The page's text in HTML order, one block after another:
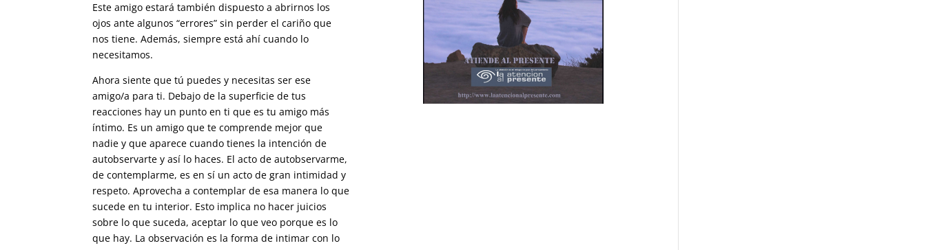
Este amigo estará también dispuesto a abrirnos los
ojos ante algunos “errores” sin perder el cariño que
nos tiene. Además, siempre está ahí cuando lo
necesitamos.
Ahora siente que tú puedes y necesitas ser ese
amigo/a para ti. Debajo de la superficie de tus
reacciones hay un punto en ti que es tu amigo más
íntimo. Es un amigo que te comprende mejor que
nadie y que aparece cuando tienes la intención de
autobservarte y así lo haces. El acto de autobservarme,
de contemplarme, es en sí un acto de gran intimidad y
respeto. Aprovecha a contemplar de esa manera lo que
sucede en tu interior. Esto implica no hacer juicios
sobre lo que suceda, aceptar lo que veo porque es lo
que hay. La observación es la forma de intimar con lo